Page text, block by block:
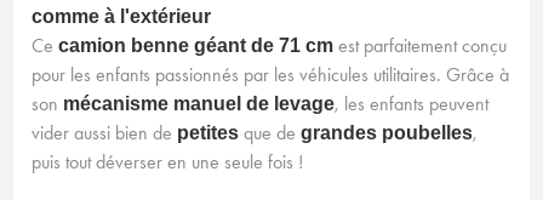
comme à l'extérieur
Cecamion benne géant de 71 cm est parfaitement conçu
pour les enfants passionnés par les véhicules utilitaires. Grâce à
son mécanisme manuel de levage, les enfants peuvent
vider aussi bien de petites que degrandes poubelles,
puis tout déverser en une seule fois !